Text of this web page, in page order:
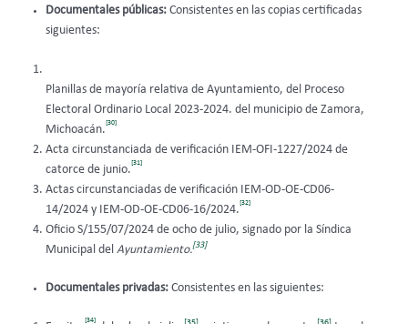
Documentales públicas: Consistentes en las copias certificadas
siguientes:
Planillas de mayoría relativa de Ayuntamiento, del Proceso
Electoral Ordinario Local 2023-2024. del municipio de Zamora,
Michoacán.
[30]
Acta circunstanciada de verificación IEM-OFI-1227/2024 de
catorce de junio.
[31]
Actas circunstanciadas de verificación IEM-OD-OE-CD06-
14/2024 y IEM-OD-OE-CD06-16/2024.
[32]
Oficio S/155/07/2024 de ocho de julio, signado por la Síndica
Municipal del Ayuntamiento.[33]
Documentales privadas: Consistentes en las siguientes:
[34]